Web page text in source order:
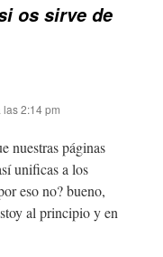
os sirve de
2:14 pm
nuestras páginas
unificas a los
eso no? bueno,
al principio y en